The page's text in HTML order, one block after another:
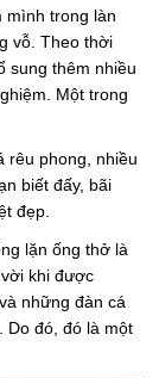
mình trong làn
vỗ. Theo thời
sung thêm nhiều
Một trong
rêu phong, nhiều
biết đấy, bãi
đẹp.
lặn ống thở là
khi được
những đàn cá
Do đó, đó là một